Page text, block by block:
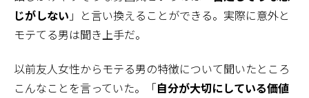
じがしない 」と言い換えることができる。実際に意外と
モテてる男は聞き上手だ。
以前友人女性からモテる男の特徴について聞いたところ
こんなことを言っていた。「自分が大切にしている価値